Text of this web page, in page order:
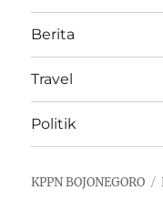
Berita
Travel
Politik
KPPN BOJONEGORO